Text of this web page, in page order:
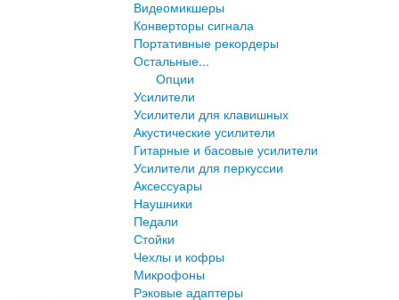
Видеомикшеры
Конверторы сигнала
Портативные рекордеры
Остальные...
Опции
Усилители
Усилители для клавишных
Акустические усилители
Гитарные и басовые усилители
Усилители для перкуссии
Аксессуары
Наушники
Педали
Стойки
Чехлы и кофры
Микрофоны
Рэковые адаптеры